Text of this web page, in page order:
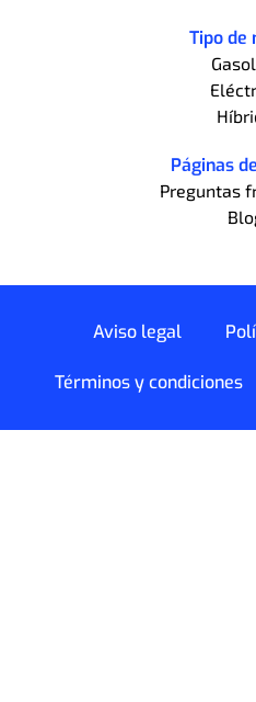
Tipo de
Páginas
Preguntas
Aviso legal
Términos y condiciones